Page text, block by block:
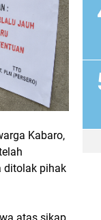
Kabaro,
ditolak pihak